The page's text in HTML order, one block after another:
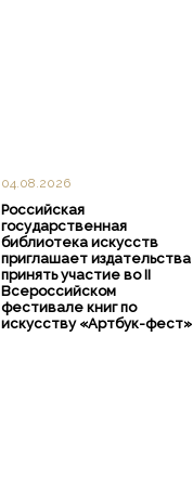
04.08.2026
Российская
государственная
библиотека искусств
приглашает издательства
принять участие во II
Всероссийском
фестивале книг по
искусству «Артбук-фест»